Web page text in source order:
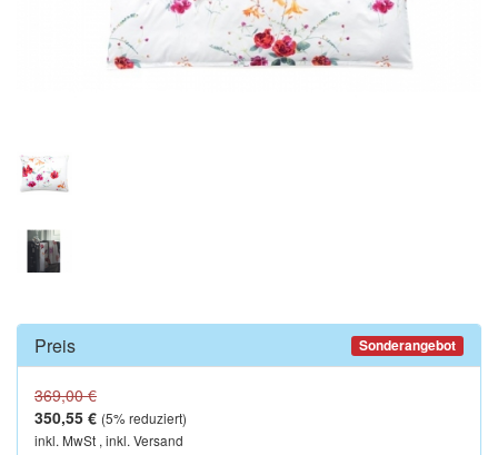
Preis Sonderangebot
369,00 €
350,55 € (5% reduziert)
inkl. MwSt , inkl. Versand